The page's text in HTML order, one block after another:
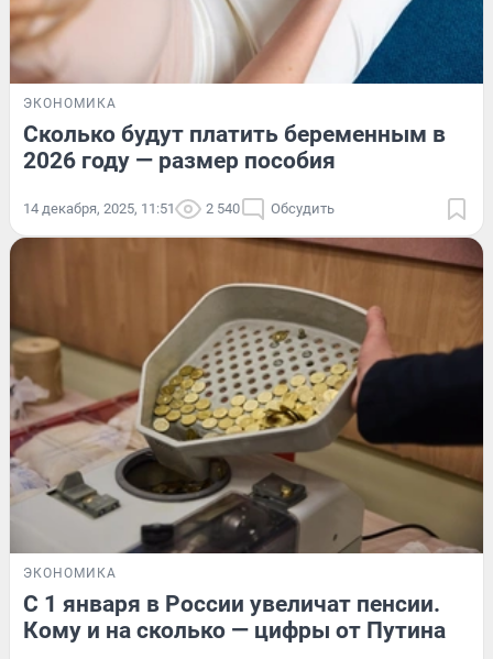
ЭКОНОМИКА
Сколько будут платить беременным в
2026 году — размер пособия
14 декабря, 2025, 11:51 2 540 Обсудить
ЭКОНОМИКА
С 1 января в России увеличат пенсии.
Кому и на сколько — цифры от Путина